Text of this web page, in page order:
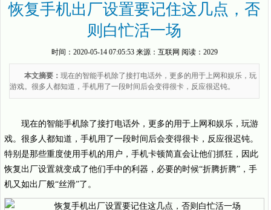
恢复手机出厂设置要记住这几点，否
则白忙活一场
时间： 2020-05-14 07:05:53来源： 互联网 阅读：2029
本文摘要： 现在的智能手机除了接打电话外，更多的用于上网和娱乐，玩
游戏。很多人都知道，手机用了一段时间后会变得很卡，反应很迟钝。
现在的智能手机除了接打电话外，更多的用于上网和娱乐，玩游
戏。很多人都知道，手机用了一段时间后会变得很卡，反应很迟钝。
特别是那些重度使用手机的用户，手机卡顿简直会让他们抓狂，因此
恢复出厂设置就变成了他们手中的利器，必要的时候“折腾折腾”，手
机又如出厂般“丝滑”了。